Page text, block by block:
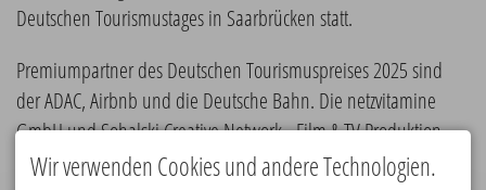
Deutschen Tourismustages in Saarbrücken statt.
Premiumpartner des Deutschen Tourismuspreises 2025 sind
der ADAC, Airbnb und die Deutsche Bahn. Die netzvitamine
GmbH und Sohalski Creative Network - Film & TV Produktion ​
unterstützen den Deutschen Tourismuspreis 2025 als Partner.
Wir verwenden Cookies und andere Technologien.